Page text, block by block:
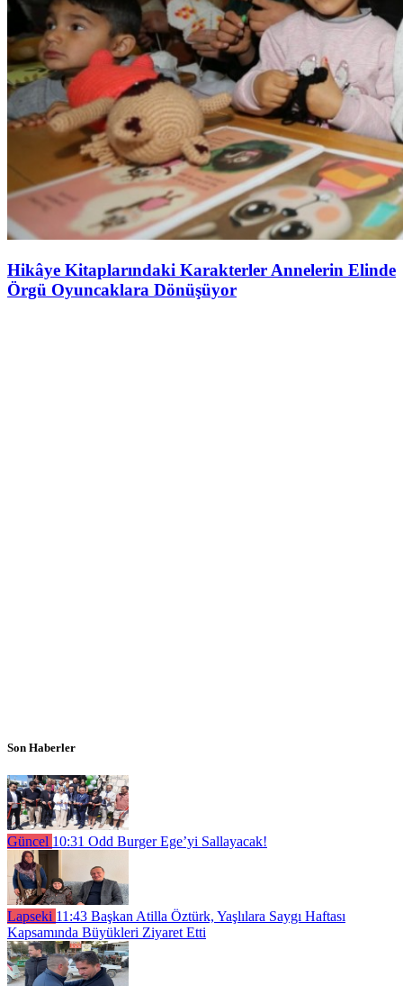
Hikâye Kitaplarındaki Karakterler Annelerin Elinde
Örgü Oyuncaklara Dönüşüyor
Son Haberler
Güncel 10:31 Odd Burger Ege’yi Sallayacak!
Lapseki 11:43 Başkan Atilla Öztürk, Yaşlılara Saygı Haftası
Kapsamında Büyükleri Ziyaret Etti